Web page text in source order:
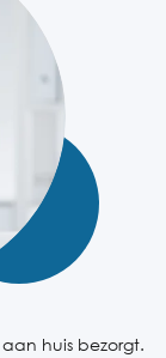
huis bezorgt.